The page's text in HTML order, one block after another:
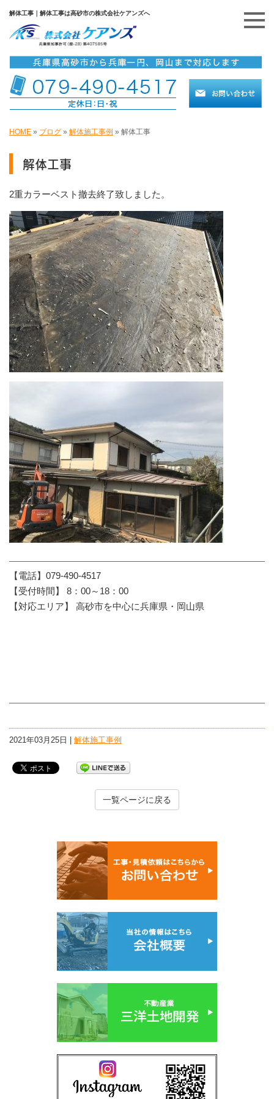
解体工事｜解体工事は高砂市の株式会社ケアンズへ
HOME » ブログ » 解体施工事例 » 解体工事
解体工事
2重カラーベスト撤去終了致しました。
【電話】079-490-4517
【受付時間】 8：00～18：00
【対応エリア】 高砂市を中心に兵庫県・岡山県
2021年03月25日 | 解体施工事例
一覧ページに戻る